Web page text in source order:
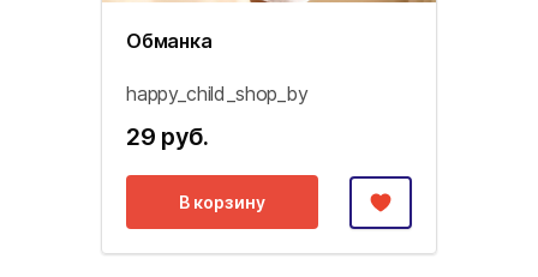
Обманка
happy_child_shop_by
29 руб.
В корзину